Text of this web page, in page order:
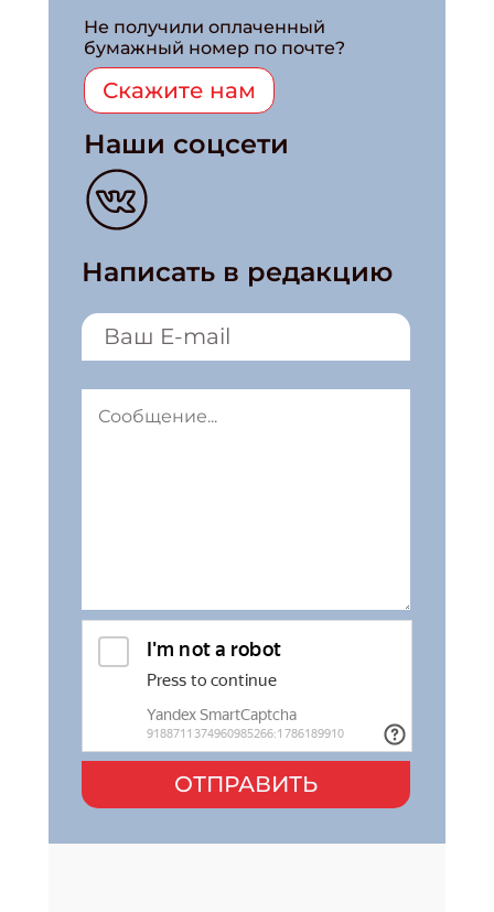
Не получили оплаченный
бумажный номер по почте?
Скажите нам
Наши соцсети
Написать в редакцию
ОТПРАВИТЬ